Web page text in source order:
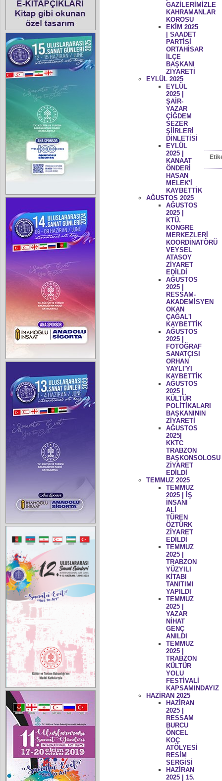
GAZİLERİMİZLE
KAHRAMANLAR
KOROSU
EKİM 2025
| SAADET
PARTİSİ
ORTAHİSAR
İLÇE
BAŞKANI
ZİYARETİ
EYLÜL 2025
EYLÜL
2025 |
ŞAİR-
YAZAR
ÇİĞDEM
SEZER
ŞİİRLERİ
DİNLETİSİ
EYLÜL
2025 |
KANAAT
ÖNDERİ
HASAN
MELEK'İ
KAYBETTİK
AĞUSTOS 2025
AĞUSTOS
2025 |
KTÜ.
KONGRE
MERKEZLERİ
KOORDİNATÖRÜ
VEYSEL
ATASOY
ZİYARET
EDİLDİ
AĞUSTOS
2025 |
RESSAM-
AKADEMİSYEN
OKAN
ÇAĞAL'I
KAYBETTİK
AĞUSTOS
2025 |
FOTOĞRAF
SANATÇISI
ORHAN
YAYLI'YI
KAYBETTİK
AĞUSTOS
2025 |
KÜLTÜR
POLİTİKALARI
BAŞKANININ
ZİYARETİ
AĞUSTOS
2025|
KKTC
TRABZON
BAŞKONSOLOSU
ZİYARET
EDİLDİ
TEMMUZ 2025
TEMMUZ
2025 | İŞ
İNSANI
ALİ
TÜREN
ÖZTÜRK
ZİYARET
EDİLDİ
TEMMUZ
2025 |
TRABZON
YÜZYILI
KİTABI
TANITIMI
YAPILDI
TEMMUZ
2025 |
YAZAR
NİHAT
GENÇ
ANILDI
TEMMUZ
2025 |
TRABZON
KÜLTÜR
YOLU
FESTİVALİ
KAPSAMINDAYIZ
HAZİRAN 2025
HAZİRAN
2025 |
RESSAM
BURCU
ÖNCEL
KOÇ
ATÖLYESİ
RESİM
SERGİSİ
HAZİRAN
2025 | 15.